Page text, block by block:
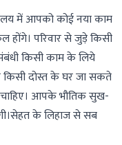
में आपको कोई नया काम
परिवार से जुड़े किसी
किसी काम के लिये
दोस्त के घर जा सकते
आपके भौतिक सुख-
के लिहाज से सब